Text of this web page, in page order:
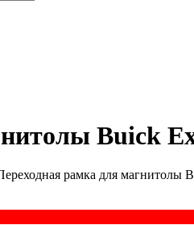
Buick
рамка для магнитолы